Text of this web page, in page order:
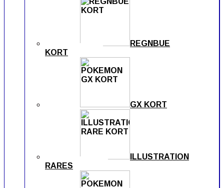
REGNBUE
KORT
GX KORT
ILLUSTRATION
RARES